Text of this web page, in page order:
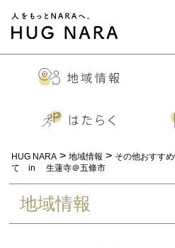
HUG NARA > 地域情報 > その他おすす
て in 生蓮寺＠五條市
地域情報